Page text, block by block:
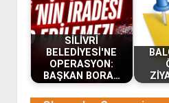
SİLİVRİ
BELEDİYESİ'NE
OPERASYON:
BAŞKAN BORA…